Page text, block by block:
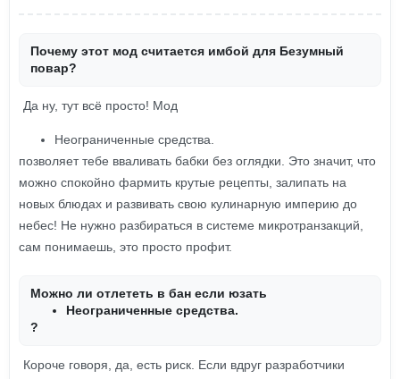
Почему этот мод считается имбой для Безумный
повар?
Да ну, тут всё просто! Мод
Неограниченные средства.
позволяет тебе вваливать бабки без оглядки. Это значит, что
можно спокойно фармить крутые рецепты, залипать на
новых блюдах и развивать свою кулинарную империю до
небес! Не нужно разбираться в системе микротранзакций,
сам понимаешь, это просто профит.
Можно ли отлететь в бан если юзать
Неограниченные средства.
?
Короче говоря, да, есть риск. Если вдруг разработчики